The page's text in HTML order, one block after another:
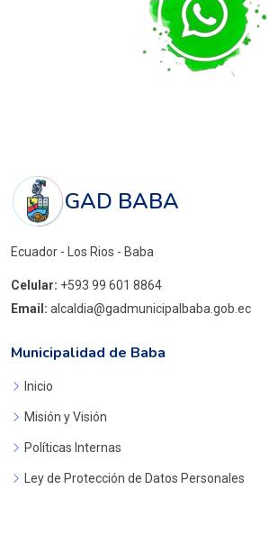
GAD BABA
Ecuador - Los Rios - Baba
Celular: +593 99 601 8864
Email: alcaldia@gadmunicipalbaba.gob.ec
Municipalidad de Baba
Inicio
Misión y Visión
Políticas Internas
Ley de Protección de Datos Personales